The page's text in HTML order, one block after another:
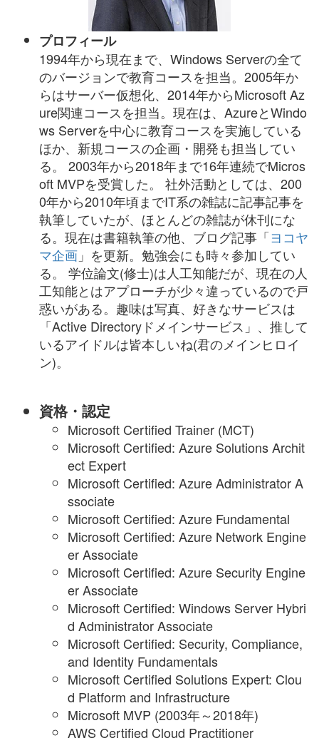
プロフィール
1994年から現在まで、Windows Serverの全て
のバージョンで教育コースを担当。2005年か
らはサーバー仮想化、2014年からMicrosoft Az
ure関連コースを担当。現在は、AzureとWindo
ws Serverを中心に教育コースを実施している
ほか、新規コースの企画・開発も担当してい
る。 2003年から2018年まで16年連続でMicros
oft MVPを受賞した。 社外活動としては、200
0年から2010年頃までIT系の雑誌に記事記事を
執筆していたが、ほとんどの雑誌が休刊にな
る。現在は書籍執筆の他、ブログ記事 「ヨコヤ
マ企画 」 を更新。勉強会にも時々参加してい
る。 学位論文(修士)は人工知能だが、現在の人
工知能とはアプローチが少々違っているので戸
惑いがある。 趣味は写真、好きなサービスは
「Active Directoryドメインサービス」、推して
いるアイドルは皆本しいね(君のメインヒロイ
ン)。
資格・認定
Microsoft Certified Trainer (MCT)
Microsoft Certified: Azure Solutions Archit
ect Expert
Microsoft Certified: Azure Administrator A
ssociate
Microsoft Certified: Azure Fundamental
Microsoft Certified: Azure Network Engine
er Associate
Microsoft Certified: Azure Security Engine
er Associate
Microsoft Certified: Windows Server Hybri
d Administrator Associate
Microsoft Certified: Security, Compliance,
and Identity Fundamentals
Microsoft Certified Solutions Expert: Clou
d Platform and Infrastructure
Microsoft MVP (2003年～2018年)
AWS Certified Cloud Practitioner